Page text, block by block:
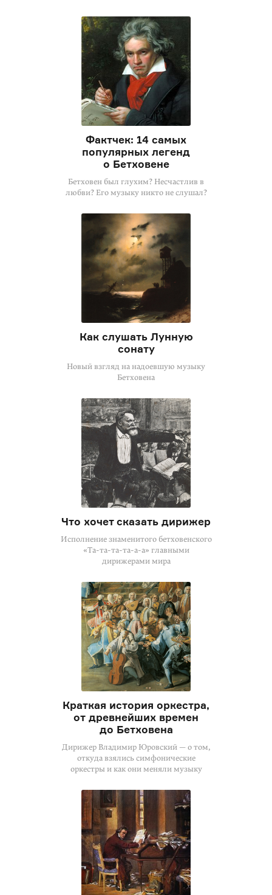
Фактчек: 14 самых
популярных легенд
о Бетховене
Бетховен был глухим? Несчастлив в
любви? Его музыку никто не слушал?
Как слушать Лунную
сонату
Новый взгляд на надоевшую музыку
Бетховена
Что хочет сказать дирижер
Исполнение знаменитого бетховенского
«Та-та-та-та-а-а» главными
дирижерами мира
Краткая история оркестра,
от древнейших времен
до Бетховена
Дирижер Владимир Юровский — о том,
откуда взялись симфонические
оркестры и как они меняли музыку